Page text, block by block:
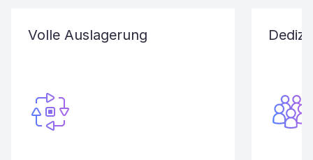
Volle Auslagerung